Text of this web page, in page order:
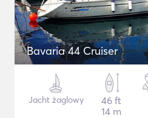
Bavaria 44 Cruiser
Jacht żaglowy
46 ft
14 m